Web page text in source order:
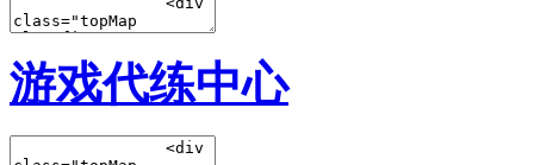
游戏代练中心